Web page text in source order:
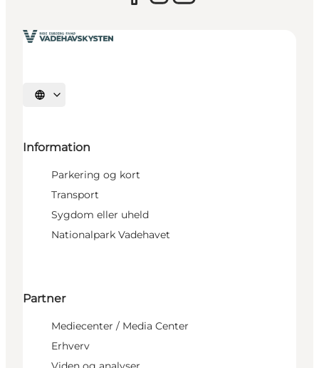
Vælg sprog
Information
Parkering og kort
Transport
Sygdom eller uheld
Nationalpark Vadehavet
Partner
Mediecenter / Media Center
Erhverv